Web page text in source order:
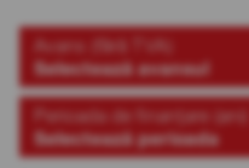
Avans (fără TVA)
Selectează avansul
Perioada de finanțare (ani)
Selectează perioada